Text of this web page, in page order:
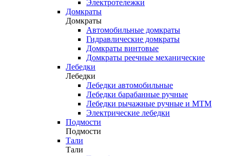
Электротележки
Домкраты
Домкраты
Автомобильные домкраты
Гидравлические домкраты
Домкраты винтовые
Домкраты реечные механические
Лебедки
Лебедки
Лебедки автомобильные
Лебедки барабанные ручные
Лебедки рычажные ручные и МТМ
Электрические лебедки
Подмости
Подмости
Тали
Тали